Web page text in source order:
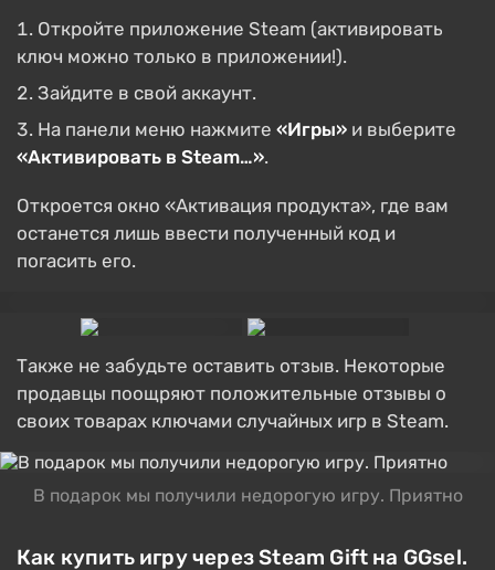
Откройте приложение Steam (активировать
ключ можно только в приложении!).
Зайдите в свой аккаунт.
На панели меню нажмите «Игры» и выберите
«Активировать в Steam…».
Откроется окно «Активация продукта», где вам
останется лишь ввести полученный код и
погасить его.
Также не забудьте оставить отзыв. Некоторые
продавцы поощряют положительные отзывы о
своих товарах ключами случайных игр в Steam.
В подарок мы получили недорогую игру. Приятно
Как купить игру через Steam Gift на GGsel.